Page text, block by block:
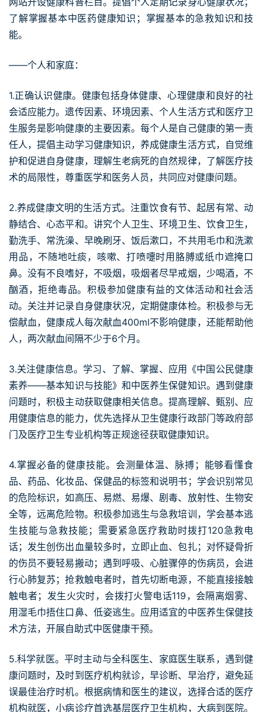
了解掌握基本中医药健康知识；掌握基本的急救知识和技
能。
——个人和家庭：
1.正确认识健康。健康包括身体健康、心理健康和良好的社
会适应能力。遗传因素、环境因素、个人生活方式和医疗卫
生服务是影响健康的主要因素。每个人是自己健康的第一责
任人，提倡主动学习健康知识，养成健康生活方式，自觉维
护和促进自身健康，理解生老病死的自然规律，了解医疗技
术的局限性，尊重医学和医务人员，共同应对健康问题。
2.养成健康文明的生活方式。注重饮食有节、起居有常、动
静结合、心态平和。讲究个人卫生、环境卫生、饮食卫生，
勤洗手、常洗澡、早晚刷牙、饭后漱口，不共用毛巾和洗漱
用品，不随地吐痰，咳嗽、打喷嚏时用胳膊或纸巾遮掩口
鼻。没有不良嗜好，不吸烟，吸烟者尽早戒烟，少喝酒，不
酗酒，拒绝毒品。积极参加健康有益的文体活动和社会活
动。关注并记录自身健康状况，定期健康体检。积极参与无
偿献血，健康成人每次献血400ml不影响健康，还能帮助他
人，两次献血间隔不少于6个月。
3.关注健康信息。学习、了解、掌握、应用《中国公民健康
素养——基本知识与技能》和中医养生保健知识。遇到健康
问题时，积极主动获取健康相关信息。提高理解、甄别、应
用健康信息的能力，优先选择从卫生健康行政部门等政府部
门及医疗卫生专业机构等正规途径获取健康知识。
4.掌握必备的健康技能。会测量体温、脉搏；能够看懂食
品、药品、化妆品、保健品的标签和说明书；学会识别常见
的危险标识，如高压、易燃、易爆、剧毒、放射性、生物安
全等，远离危险物。积极参加逃生与急救培训，学会基本逃
生技能与急救技能；需要紧急医疗救助时拨打120急救电
话；发生创伤出血量较多时，立即止血、包扎；对怀疑骨折
的伤员不要轻易搬动；遇到呼吸、心脏骤停的伤病员，会进
行心肺复苏；抢救触电者时，首先切断电源，不能直接接触
触电者；发生火灾时，会拨打火警电话119，会隔离烟雾、
用湿毛巾捂住口鼻、低姿逃生。应用适宜的中医养生保健技
术方法，开展自助式中医健康干预。
5.科学就医。平时主动与全科医生、家庭医生联系，遇到健
康问题时，及时到医疗机构就诊，早诊断、早治疗，避免延
误最佳治疗时机。根据病情和医生的建议，选择合适的医疗
机构就医，小病诊疗首选基层医疗卫生机构，大病到医院。